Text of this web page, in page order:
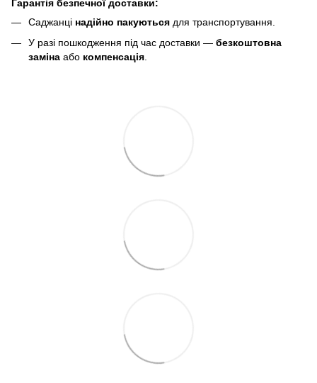
Гарантія безпечної доставки:
Саджанці надійно пакуються для транспортування.
У разі пошкодження під час доставки — безкоштовна
заміна або компенсація